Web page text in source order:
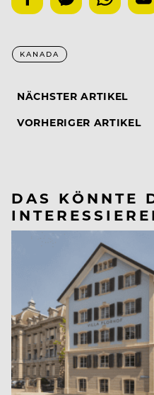
KANADA
NÄCHSTER ARTIKEL
VORHERIGER ARTIKEL
DAS KÖNNTE